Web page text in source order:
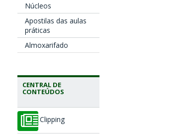
Núcleos
Apostilas das aulas
práticas
Almoxarifado
CENTRAL DE
CONTEÚDOS
Clipping